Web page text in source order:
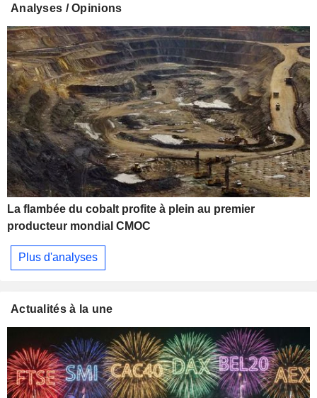
Analyses / Opinions
La flambée du cobalt profite à plein au premier
producteur mondial CMOC
Plus d'analyses
Actualités à la une